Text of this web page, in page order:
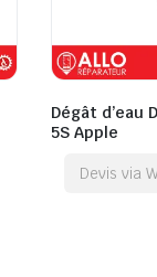
Dégât d’eau
5S Apple
Devis via